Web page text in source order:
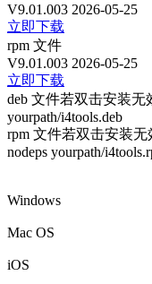
V9.01.003 2026-05-25
立即下载
rpm 文件
V9.01.003 2026-05-25
立即下载
deb 文件若双击安装无
yourpath/i4tools.deb
rpm 文件若双击安装
nodeps yourpath/
Windows
Mac OS
iOS